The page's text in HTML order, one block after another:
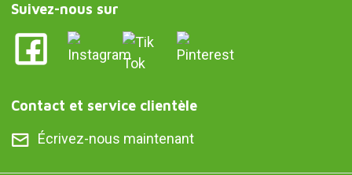
Suivez-nous sur
Contact et service clientèle
Écrivez-nous maintenant